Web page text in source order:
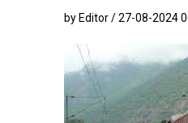
by Editor / 27-08-2024